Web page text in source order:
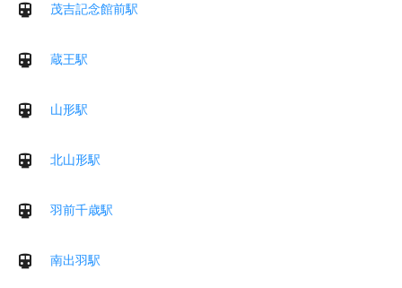
茂吉記念館前駅
蔵王駅
山形駅
北山形駅
羽前千歳駅
南出羽駅